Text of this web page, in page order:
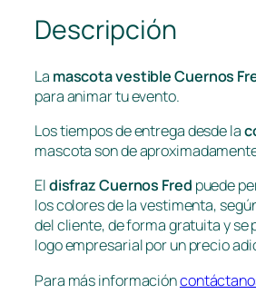
Descripción
La mascota vestible Cuernos
para animar tu evento.
Los tiempos de entrega desde la
mascota son de
Eldisfraz Cuernos Fred puede
los colores de la vestimenta,
del cliente, de forma gratuita y se
logo empresarial por un precio
Para más información